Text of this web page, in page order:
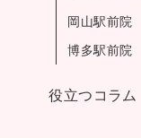
岡山駅前院
博多駅前院
役立つコラム